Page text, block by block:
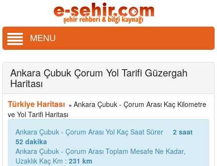
MENU
Ankara Çubuk Çorum Yol Tarifi Güzergah
Haritası
Türkiye Haritası » Ankara Çubuk - Çorum Arası Kaç Kilometre
ve Yol Tarifi Haritası
Ankara Çubuk - Çorum Arası Yol Kaç Saat Sürer
2 saat
52 dakika
Ankara Çubuk - Çorum Arası Toplam Mesafe Ne Kadar,
Uzaklık Kaç Km : 231 km